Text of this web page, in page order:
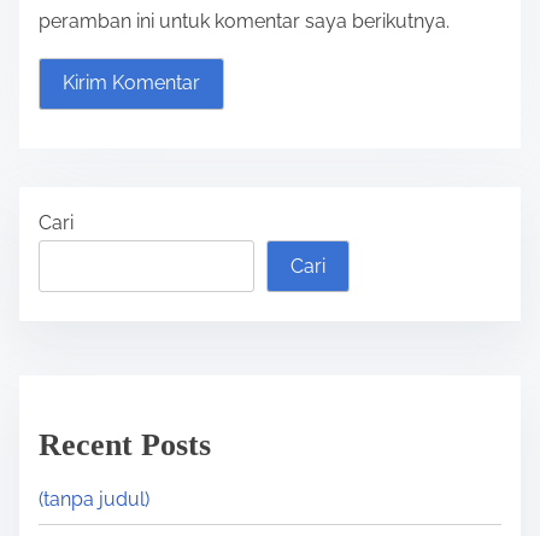
peramban ini untuk komentar saya berikutnya.
Cari
Cari
Recent Posts
(tanpa judul)